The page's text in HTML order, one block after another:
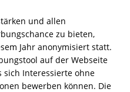
und allen
zu bieten,
Jahr anonymisiert statt.
auf der Webseite
sich Interessierte ohne
bewerben können. Die